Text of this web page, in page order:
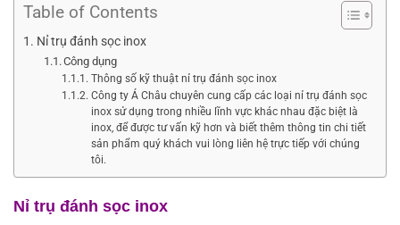
Table of Contents
Nỉ trụ đánh sọc inox
Công dụng
Thông số kỹ thuật nỉ trụ đánh sọc inox
Công ty Á Châu chuyên cung cấp các loại nỉ trụ đánh sọc
inox sử dụng trong nhiều lĩnh vực khác nhau đặc biệt là
inox, để được tư vấn kỹ hơn và biết thêm thông tin chi tiết
sản phẩm quý khách vui lòng liên hệ trực tiếp với chúng
tôi.
Nỉ trụ đánh sọc inox